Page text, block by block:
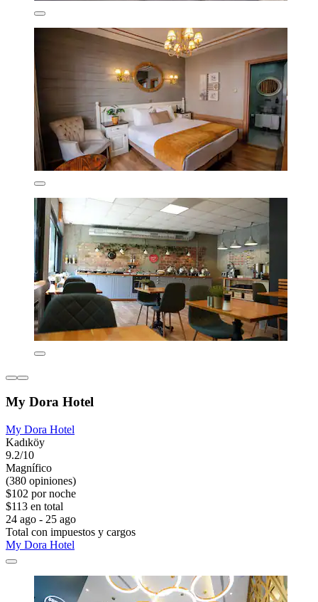
My Dora Hotel
My Dora Hotel
Kadıköy
9.2/10
Magnífico
(380 opiniones)
$102 por noche
$113 en total
24 ago - 25 ago
Total con impuestos y cargos
My Dora Hotel